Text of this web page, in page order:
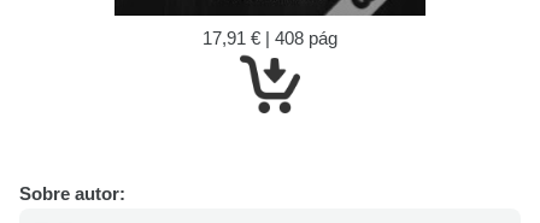
17,91 € | 408 pág
Sobre autor: